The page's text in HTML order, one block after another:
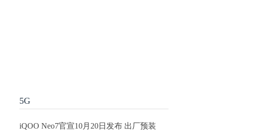
5G
iQOO Neo7官宣10月20日发布 出厂预装